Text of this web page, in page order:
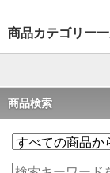
商品カテゴリー
商品検索